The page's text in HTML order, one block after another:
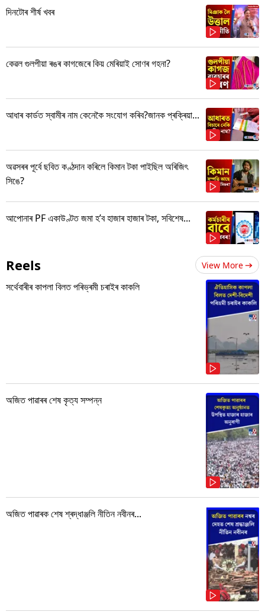
দিনটোৰ শীৰ্ষ খবৰ
কেৱল গুলপীয়া ৰঙৰ কাগজেৰে কিয় মেৰিয়াই সোণৰ গহনা?
আধাৰ কাৰ্ডত স্বামীৰ নাম কেনেকৈ সংযোগ কৰিব?জানক প্ৰক্ৰিয়া...
অৱসৰৰ পূৰ্বে ছবিত কণ্ঠদান কৰিলে কিমান টকা পাইছিল অৰিজিৎ
সিঙে?
আপোনাৰ PF একাউণ্টত জমা হ’ব হাজাৰ হাজাৰ টকা, সবিশেষ...
Reels View More
সৰ্থেবাৰীৰ কাপলা বিলত পৰিভ্ৰমী চৰাইৰ কাকলি
অজিত পাৱাৰৰ শেষ কৃত্য সম্পন্ন
অজিত পাৱাৰক শেষ শ্ৰদ্ধাঞ্জলি নীতিন নবীনৰ...